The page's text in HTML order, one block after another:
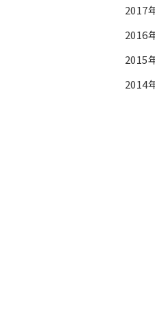
2017
2016
2015
2014